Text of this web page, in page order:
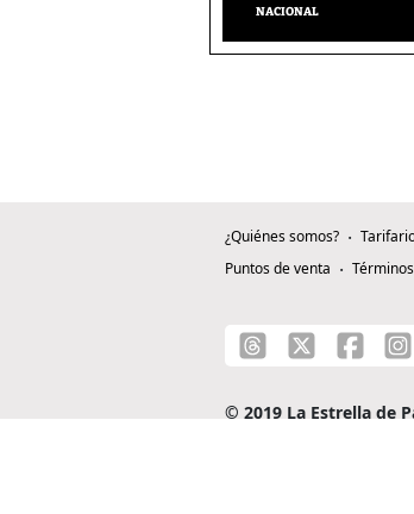
NACIONAL
¿Quiénes somos?
Puntos de venta
© 2019 La Estrella de